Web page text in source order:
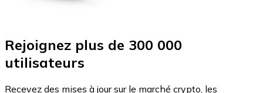
Rejoignez plus de 300 000
utilisateurs
Recevez des mises à jour sur le marché crypto, les